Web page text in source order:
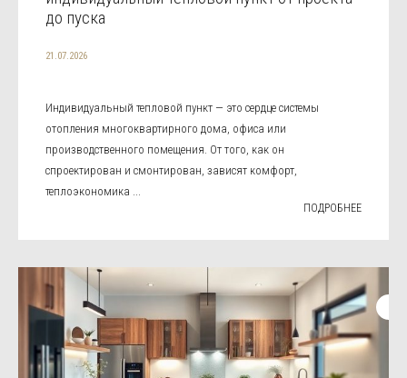
до пуска
21.07.2026
Индивидуальный тепловой пункт — это сердце системы
отопления многоквартирного дома, офиса или
производственного помещения. От того, как он
спроектирован и смонтирован, зависят комфорт,
теплоэкономика ...
ПОДРОБНЕЕ